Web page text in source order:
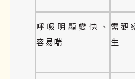
呼吸明顯變快、
容易喘
需觀
生